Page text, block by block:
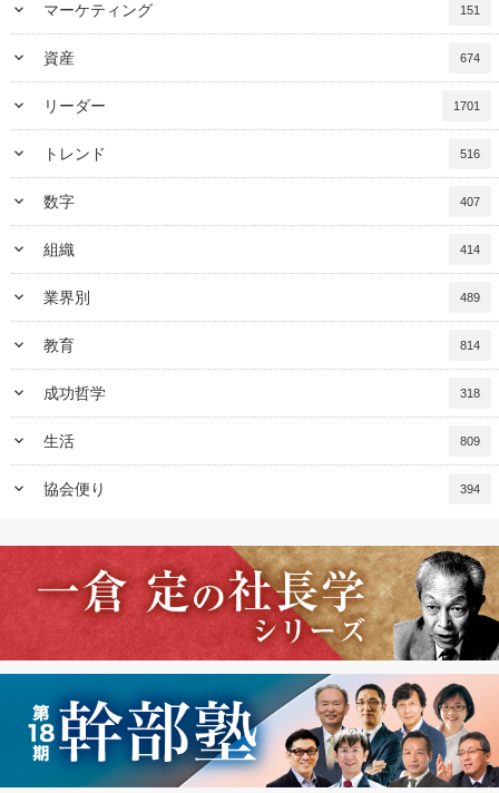
keyboard_arrow_down マーケティング 151
keyboard_arrow_down 資産 674
keyboard_arrow_down リーダー 1701
keyboard_arrow_down トレンド 516
keyboard_arrow_down 数字 407
keyboard_arrow_down 組織 414
keyboard_arrow_down 業界別 489
keyboard_arrow_down 教育 814
keyboard_arrow_down 成功哲学 318
keyboard_arrow_down 生活 809
keyboard_arrow_down 協会便り 394